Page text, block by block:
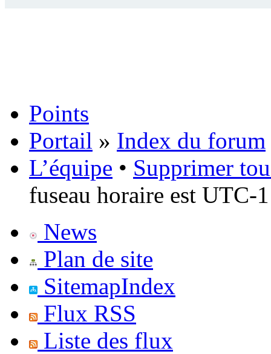
Points
Portail » Index du forum
L’équipe • Supprimer
fuseau horaire est UTC-
News
Plan de site
SitemapIndex
Flux RSS
Liste des flux